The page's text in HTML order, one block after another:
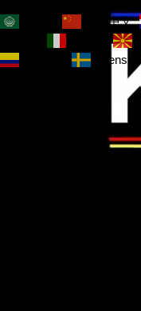
简体中文
Svenska